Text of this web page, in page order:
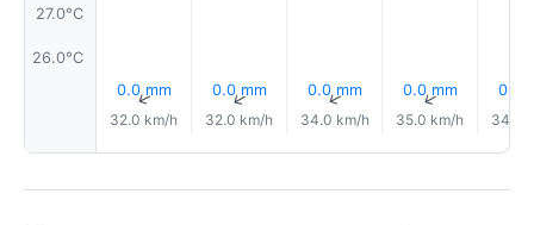
27.0°C
26.0°C
0.0 mm
↑
32.0 km/h
0.0 mm
↑
32.0 km/h
0.0 mm
↑
34.0 km/h
0.0 mm
↑
35.0 km/h
0.0
34.0